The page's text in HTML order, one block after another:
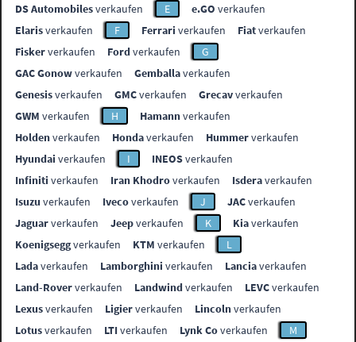
DS Automobilesverkaufen E e.GO verkaufen
Elarisverkaufen F Ferrari verkaufen Fiatverkaufen
Fiskerverkaufen Fordverkaufen
G
GAC Gonowverkaufen Gemballaverkaufen
Genesisverkaufen GMCverkaufen Grecavverkaufen
GWM verkaufen H Hamannverkaufen
Holdenverkaufen Hondaverkaufen Hummerverkaufen
Hyundai verkaufen I INEOSverkaufen
Infiniti verkaufen Iran Khodroverkaufen Isderaverkaufen
Isuzu verkaufen Ivecoverkaufen J JACverkaufen
Jaguarverkaufen Jeepverkaufen K Kiaverkaufen
Koenigseggverkaufen KTM verkaufen
L
Ladaverkaufen Lamborghini verkaufen Lanciaverkaufen
Land-Roververkaufen Landwindverkaufen LEVCverkaufen
Lexusverkaufen Ligierverkaufen Lincolnverkaufen
Lotusverkaufen LTIverkaufen Lynk Coverkaufen
M